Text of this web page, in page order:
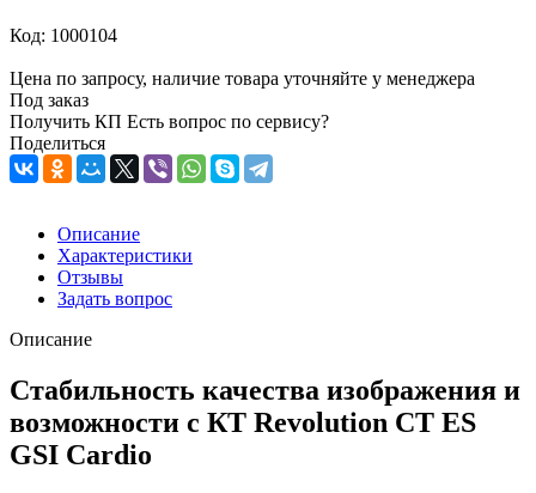
Код: 1000104
Цена по запросу, наличие товара уточняйте у менеджера
Под заказ
Получить КП Есть вопрос по сервису?
Поделиться
Описание
Характеристики
Отзывы
Задать вопрос
Описание
Стабильность качества изображения и
возможности с КТ Revolution CT ES
GSI Cardio